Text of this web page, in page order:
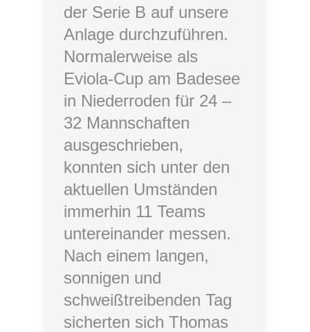
der Serie B auf unsere
Anlage durchzuführen.
Normalerweise als
Eviola-Cup am Badesee
in Niederroden für 24 –
32 Mannschaften
ausgeschrieben,
konnten sich unter den
aktuellen Umständen
immerhin 11 Teams
untereinander messen.
Nach einem langen,
sonnigen und
schweißtreibenden Tag
sicherten sich Thomas